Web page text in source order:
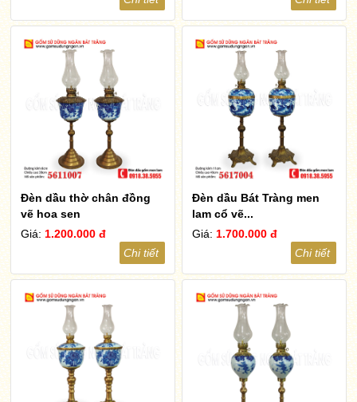
Đèn dầu thờ chân đồng
vẽ hoa sen
Giá: 1.200.000 đ
Chi tiết
Đèn dầu Bát Tràng men
lam cổ vẽ...
Giá: 1.700.000 đ
Chi tiết